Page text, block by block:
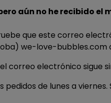
aún no he recibido el
que este correo
we-love-bubbles.com
correo electrónico sigue
pedidos de lunes a